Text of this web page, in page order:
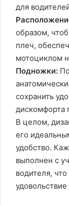
для
образом,
плеч,
мотоциклом
Подножки:
сохранить
дискомфорта
В целом,
его
удобство.
выполнен с
водителя,